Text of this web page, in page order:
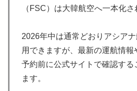
（FSC）は大韓航空へ一本化さ
2026年中は通常どおりアシア
用できますが、最新の運航情報
予約前に公式サイトで確認する
ます。